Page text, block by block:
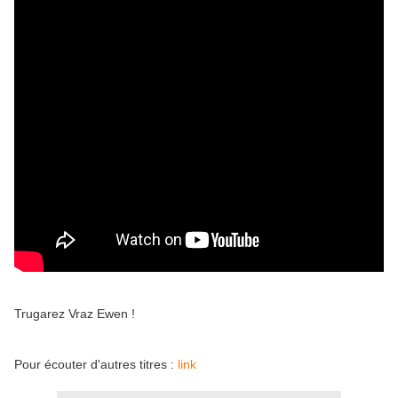
Trugarez Vraz Ewen !
Pour écouter d'autres titres : link